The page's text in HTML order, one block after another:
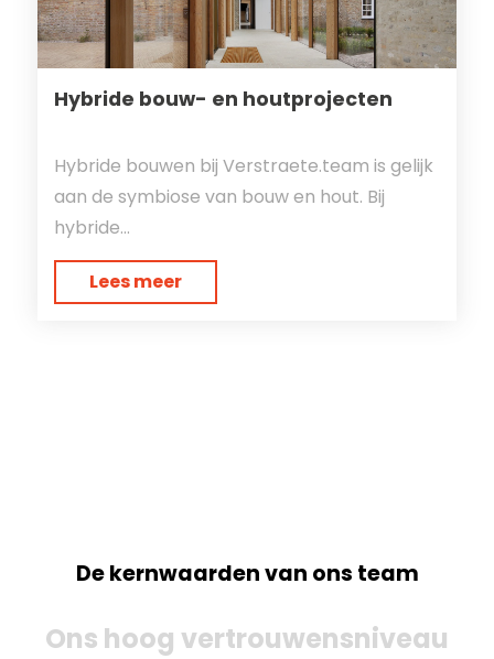
Hybride bouw- en houtprojecten
Hybride bouwen bij Verstraete.team is gelijk
aan de symbiose van bouw en hout. Bij
hybride...
Lees meer
De kernwaarden van ons team
Ons hoog vertrouwensniveau